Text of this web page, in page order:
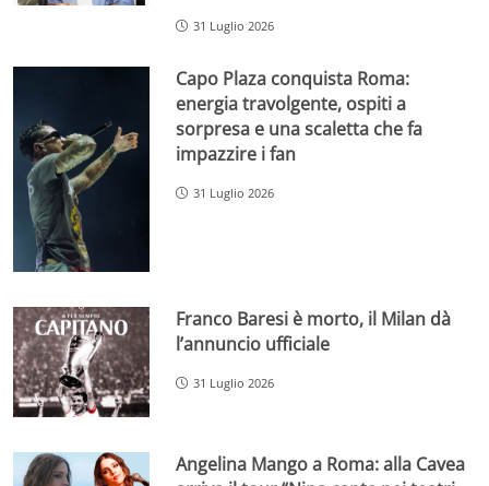
31 Luglio 2026
Capo Plaza conquista Roma:
energia travolgente, ospiti a
sorpresa e una scaletta che fa
impazzire i fan
31 Luglio 2026
Franco Baresi è morto, il Milan dà
l’annuncio ufficiale
31 Luglio 2026
Angelina Mango a Roma: alla Cavea